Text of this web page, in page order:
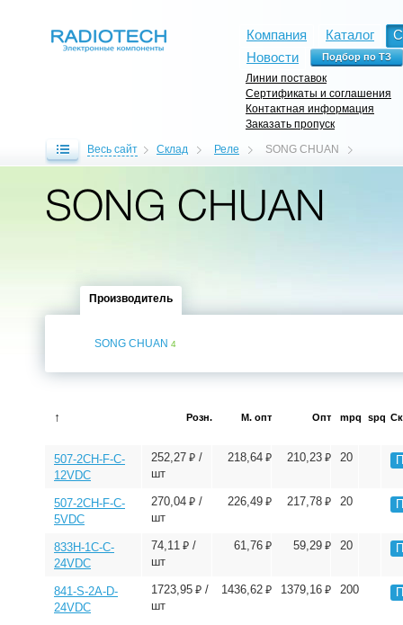
Компания Каталог
Новости
Линии поставок
Сертификаты и соглашения
Контактная информация
Заказать пропуск
Весь сайт Склад Реле SONG CHUAN
SONG CHUAN
Производитель
SONG CHUAN 4
↑ Розн. М. опт Опт mpq spq
507-2CH-F-C-
12VDC
252,27 ⃏ /
шт
218,64 ⃏ 210,23 ⃏ 20
507-2CH-F-C-
5VDC
270,04 ⃏ /
шт
226,49 ⃏ 217,78 ⃏ 20
833H-1C-C-
24VDC
74,11 ⃏ /
шт
61,76 ⃏ 59,29 ⃏ 20
841-S-2A-D-
24VDC
1723,95 ⃏ /
шт
1436,62 ⃏ 1379,16 ⃏ 200